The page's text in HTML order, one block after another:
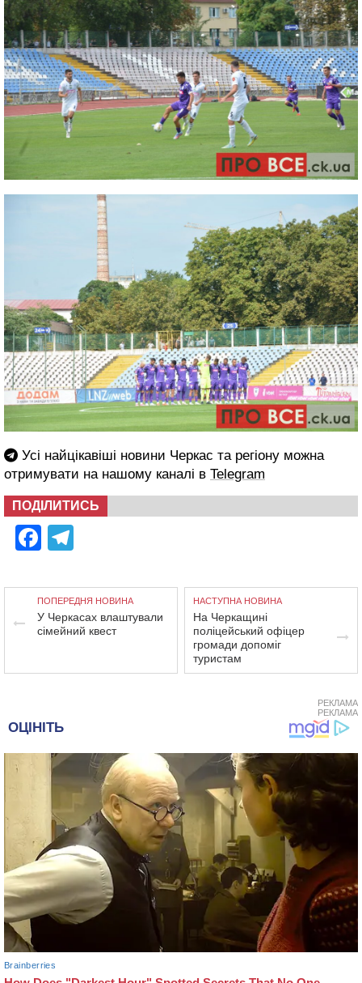
Усі найцікавіші новини Черкас та регіону можна
отримувати на нашому каналі в Telegram
ПОДІЛИТИСЬ
Facebook
ПОПЕРЕДНЯ НОВИНА
У Черкасах влаштували
сімейний квест
НАСТУПНА НОВИНА
На Черкащині
поліцейський офіцер
громади допоміг
туристам
РЕКЛАМА
РЕКЛАМА